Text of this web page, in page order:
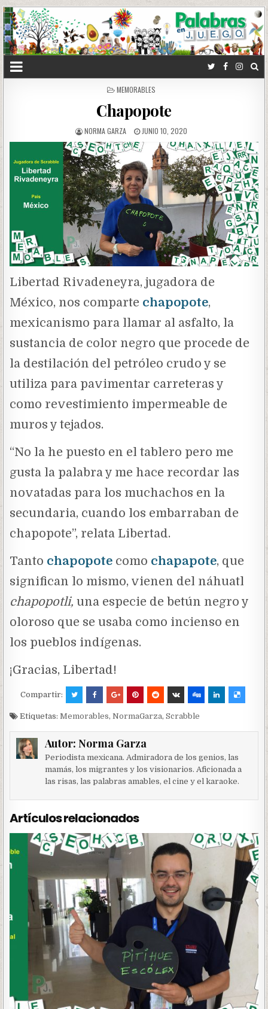
POSTED
MEMORABLES
Chapopote
NORMA GARZA JUNIO 10, 2020
Libertad Rivadeneyra, jugadora de
México, nos comparte chapopote,
mexicanismo para llamar al asfalto, la
sustancia de color negro que procede de
la destilación del petróleo crudo y se
utiliza para pavimentar carreteras y
como revestimiento impermeable de
muros y tejados.
“No la he puesto en el tablero pero me
gusta la palabra y me hace recordar las
novatadas para los muchachos en la
secundaria, cuando los embarraban de
chapopote”, relata Libertad.
Tanto chapopote como chapapote, que
significan lo mismo, vienen del náhuatl
chapopotli,una especie de betún negro y
oloroso que se usaba como incienso en
los pueblos indígenas.
¡Gracias, Libertad!
Compartir:
Etiquetas:Memorables,NormaGarza,Scrabble
Autor: Norma Garza
Periodista mexicana. Admiradora de los genios, las
mamás, los migrantes y los visionarios. Aficionada a
las risas, las palabras amables, el cine y el karaoke.
Artículos relacionados